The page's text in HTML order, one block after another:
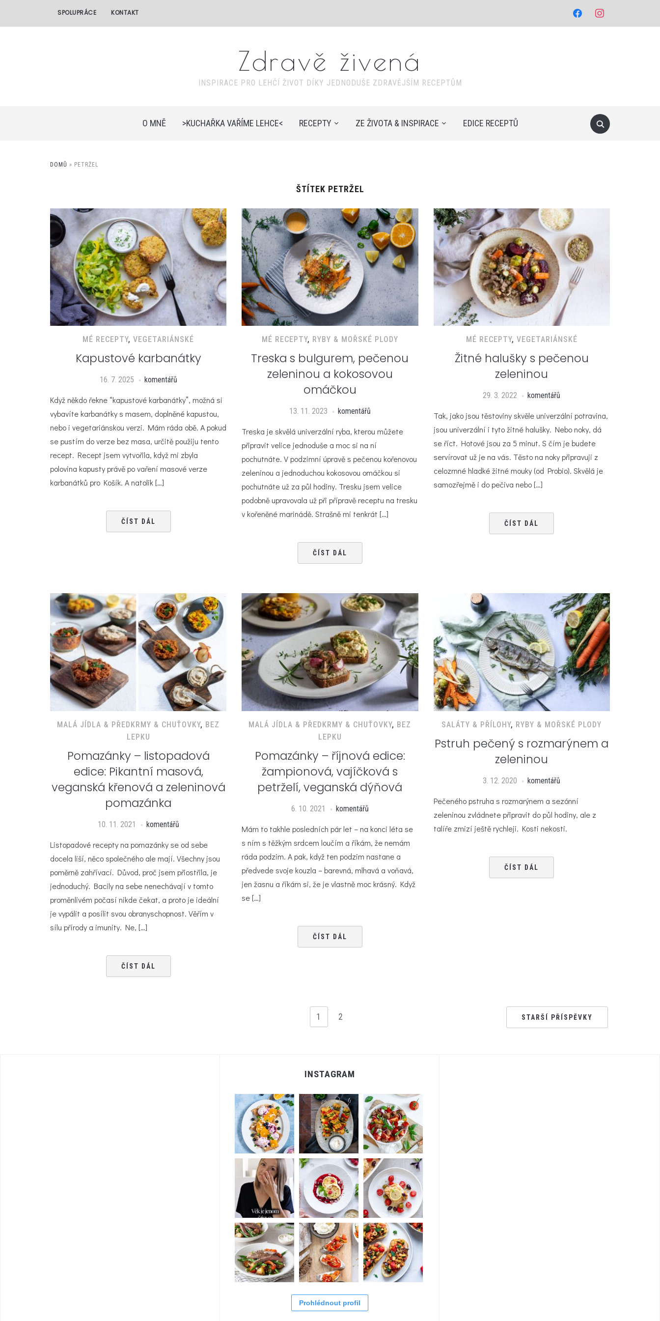
facebookinstagram
SPOLUPRÁCE KONTAKT
Zdravě živená
INSPIRACE PRO LEHČÍ ŽIVOT DÍKY JEDNODUŠE ZDRAVĚJŠÍM RECEPTŮM
O MNĚ >KUCHAŘKA VAŘÍME LEHCE< RECEPTY ZE ŽIVOTA & INSPIRACE EDICE RECEPTŮ
DOMŮ » PETRŽEL
ŠTÍTEK PETRŽEL
MÉ RECEPTY,VEGETARIÁNSKÉ
Kapustové karbanátky
16. 7. 2025 komentářů
Když někdo řekne “kapustové karbanátky”, možná si
vybavíte karbanátky s masem, doplněné kapustou,
nebo i vegetariánskou verzi. Mám ráda obě. A pokud
se pustím do verze bez masa, určitě použiju tento
recept. Recept jsem vytvořila, když mi zbyla
polovina kapusty právě po vaření masové verze
karbanátků pro Košík. A natolik […]
ČÍST DÁL
MÉ RECEPTY, RYBY & MOŘSKÉ PLODY
Treska s bulgurem, pečenou
zeleninou a kokosovou
omáčkou
13. 11. 2023 komentářů
Treska je skvělá univerzální ryba, kterou můžete
připravit velice jednoduše a moc si na ní
pochutnáte. V podzimní úpravě s pečenou kořenovou
zeleninou a jednoduchou kokosovou omáčkou si
pochutnáte už za půl hodiny. Tresku jsem velice
podobně upravovala už při přípravě receptu na tresku
v kořeněné marinádě. Strašně mi tenkrát […]
ČÍST DÁL
MÉ RECEPTY, VEGETARIÁNSKÉ
Žitné halušky s pečenou
zeleninou
29. 3. 2022 komentářů
Tak, jako jsou těstoviny skvěle univerzální potravina,
jsou univerzální i tyto žitné halušky. Nebo noky, dá
se říct. Hotové jsou za 5 minut. S čím je budete
servírovat už je na vás. Těsto na noky připravuji z
celozrnné hladké žitné mouky (od Probio). Skvělá je
samozřejmě i do pečiva nebo […]
ČÍST DÁL
MALÁ JÍDLA & PŘEDKRMY & CHUŤOVKY, BEZ
LEPKU
Pomazánky – listopadová
edice: Pikantní masová,
veganská křenová a zeleninová
pomazánka
10. 11. 2021 komentářů
Listopadové recepty na pomazánky se od sebe
docela liší, něco společného ale mají. Všechny jsou
poměrně zahřívací. Důvod, proč jsem přiostřila, je
jednoduchý. Bacily na sebe nenechávají v tomto
proměnlivém počasí nikde čekat, a proto je ideální
je vypálit a posílit svou obranyschopnost. Věřím v
sílu přírody a imunity. Ne, […]
ČÍST DÁL
MALÁ JÍDLA & PŘEDKRMY & CHUŤOVKY, BEZ
LEPKU
Pomazánky – říjnová edice:
žampionová, vajíčková s
petrželí, veganská dýňová
6. 10. 2021 komentářů
Mám to takhle posledních pár let – na konci léta se
s ním s těžkým srdcem loučím a říkám, že nemám
ráda podzim. A pak, když ten podzim nastane a
předvede svoje kouzla – barevná, mlhavá a voňavá,
jen žasnu a říkám si, že je vlastně moc krásný. Když
se […]
ČÍST DÁL
SALÁTY & PŘÍLOHY, RYBY & MOŘSKÉ PLODY
Pstruh pečený s rozmarýnem a
zeleninou
3. 12. 2020 komentářů
Pečeného pstruha s rozmarýnem a sezónní
zeleninou zvládnete připravit do půl hodiny, ale z
talíře zmizí ještě rychleji. Kosti nekosti.
ČÍST DÁL
1 2 STARŠÍ PŘÍSPĚVKY
INSTAGRAM
Prohlédnout profil